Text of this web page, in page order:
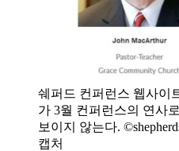
쉐퍼드 컨퍼런스 웹사이
가 3월 컨퍼런스의 연사
보이지 않는다.
캡처